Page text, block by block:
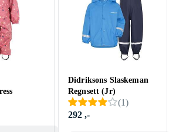
Didriksons Slaskeman
Regnsett (Jr)
(1)
292 ,-